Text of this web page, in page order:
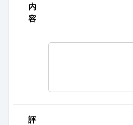
内
容
評